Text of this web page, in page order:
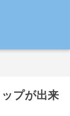
プが出来